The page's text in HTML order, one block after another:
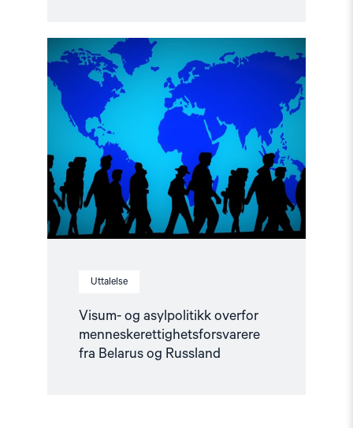
Uttalelse
Visum- og asylpolitikk overfor
menneskerettighetsforsvarere
fra Belarus og Russland
article
"Visum-
og
asylpolitikk
overfor
menneskerettighetsforsvarere
Belarus
og
Russland"